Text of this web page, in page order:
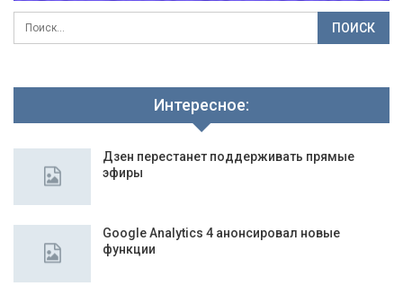
Интересное:
Дзен перестанет поддерживать прямые
эфиры
Google Analytics 4 анонсировал новые
функции